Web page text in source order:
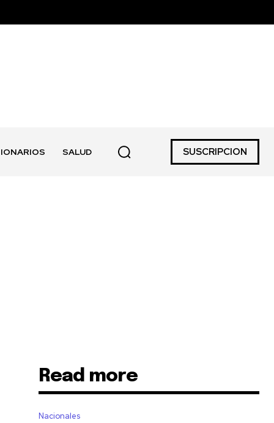
SALUD SUSCRIPCION
Read more
Nacionales